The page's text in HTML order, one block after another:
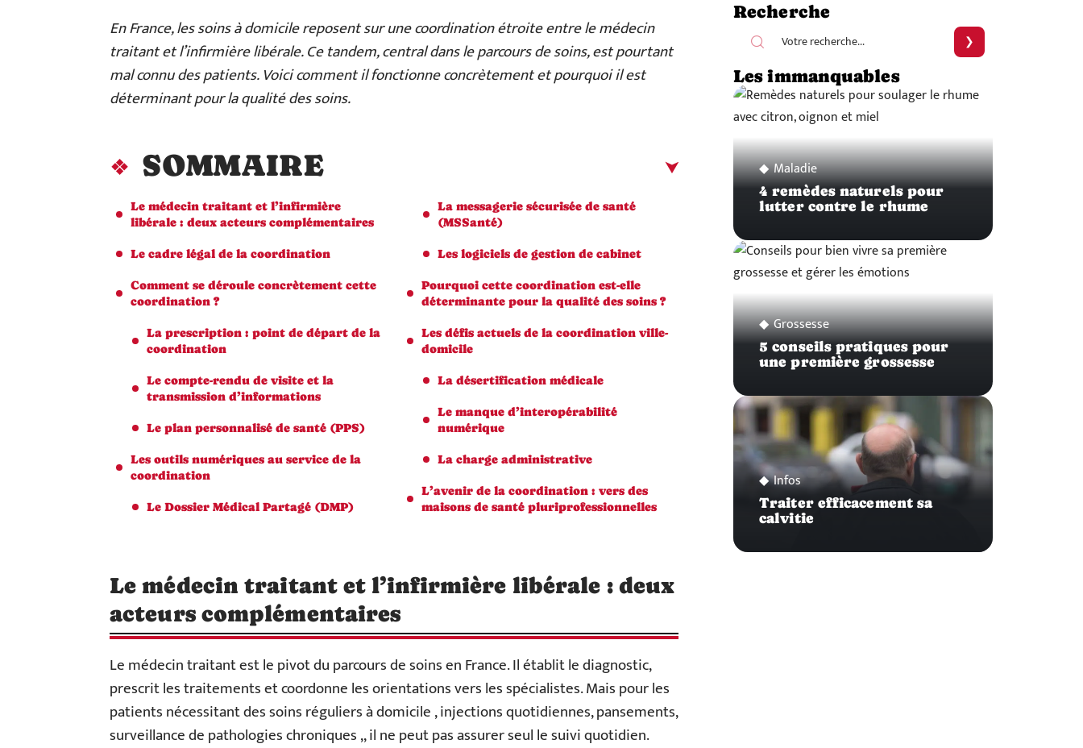
En France, les soins à domicile reposent sur une coordination étroite entre le médecin
traitant et l’infirmière libérale. Ce tandem, central dans le parcours de soins, est pourtant
mal connu des patients. Voici comment il fonctionne concrètement et pourquoi il est
déterminant pour la qualité des soins.
SOMMAIRE
Le médecin traitant et l’infirmière
libérale : deux acteurs complémentaires
Le cadre légal de la coordination
Comment se déroule concrètement cette
coordination ?
La prescription : point de départ de la
coordination
Le compte-rendu de visite et la
transmission d’informations
Le plan personnalisé de santé (PPS)
Les outils numériques au service de la
coordination
Le Dossier Médical Partagé (DMP)
La messagerie sécurisée de santé
(MSSanté)
Les logiciels de gestion de cabinet
Pourquoi cette coordination est-elle
déterminante pour la qualité des soins ?
Les défis actuels de la coordination ville-
domicile
La désertification médicale
Le manque d’interopérabilité
numérique
La charge administrative
L’avenir de la coordination : vers des
maisons de santé pluriprofessionnelles
Le médecin traitant et l’infirmière libérale : deux
acteurs complémentaires
Le médecin traitant est le pivot du parcours de soins en France. Il établit le diagnostic,
prescrit les traitements et coordonne les orientations vers les spécialistes. Mais pour les
patients nécessitant des soins réguliers à domicile , injections quotidiennes, pansements,
surveillance de pathologies chroniques ,, il ne peut pas assurer seul le suivi quotidien.
Recherche
Les immanquables
Maladie
4 remèdes naturels pour
lutter contre le rhume
Grossesse
5 conseils pratiques pour
une première grossesse
Infos
Traiter efficacement sa
calvitie